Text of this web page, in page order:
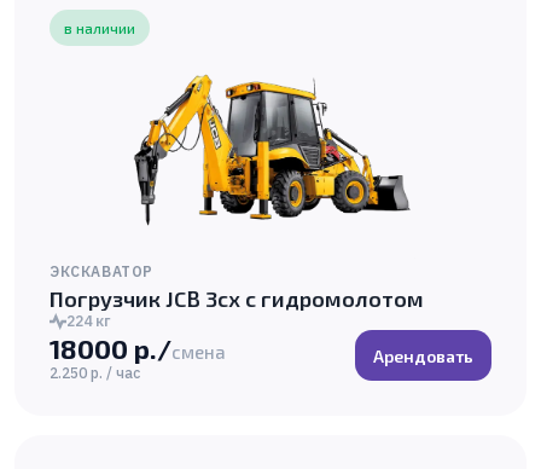
в наличии
ЭКСКАВАТОР
Погрузчик JCB 3cx с гидромолотом
224 кг
18000 р./смена
2.250 р. / час
Арендовать